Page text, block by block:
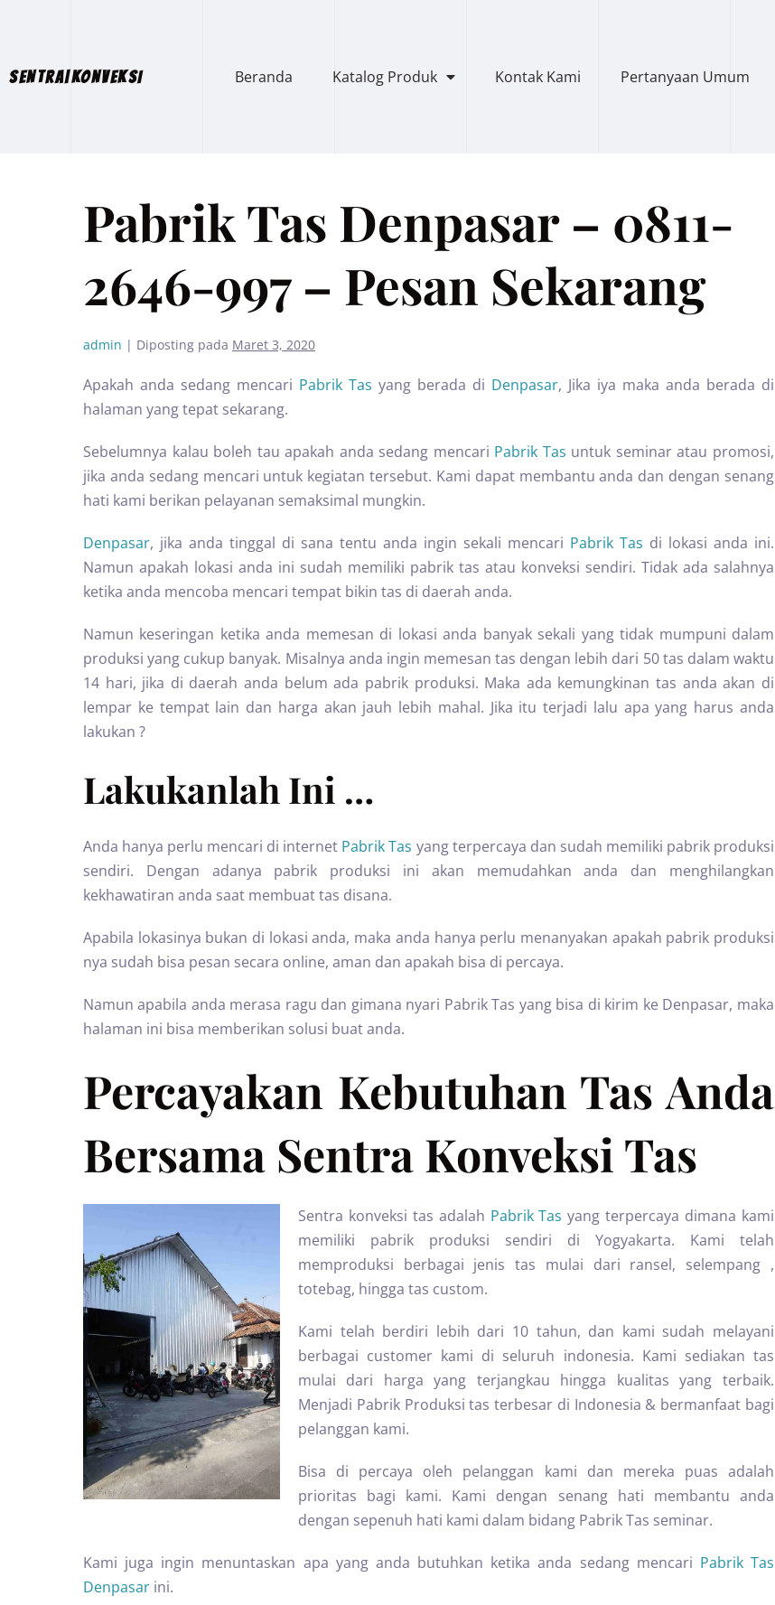
SENTRA|KONVEKSI Beranda Katalog Produk Kontak Kami Pertanyaan Umum
Pabrik Tas Denpasar – 0811-
2646-997 – Pesan Sekarang
admin | Diposting pada Maret 3, 2020
Apakah anda sedang mencari Pabrik Tas yang berada di Denpasar, Jika iya maka anda berada di
halaman yang tepat sekarang.
Sebelumnya kalau boleh tau apakah anda sedang mencari Pabrik Tas untuk seminar atau promosi,
jika anda sedang mencari untuk kegiatan tersebut. Kami dapat membantu anda dan dengan senang
hati kami berikan pelayanan semaksimal mungkin.
Denpasar, jika anda tinggal di sana tentu anda ingin sekali mencari Pabrik Tas di lokasi anda ini.
Namun apakah lokasi anda ini sudah memiliki pabrik tas atau konveksi sendiri. Tidak ada salahnya
ketika anda mencoba mencari tempat bikin tas di daerah anda.
Namun keseringan ketika anda memesan di lokasi anda banyak sekali yang tidak mumpuni dalam
produksi yang cukup banyak. Misalnya anda ingin memesan tas dengan lebih dari 50 tas dalam waktu
14 hari, jika di daerah anda belum ada pabrik produksi. Maka ada kemungkinan tas anda akan di
lempar ke tempat lain dan harga akan jauh lebih mahal. Jika itu terjadi lalu apa yang harus anda
lakukan ?
Lakukanlah Ini …
Anda hanya perlu mencari di internet Pabrik Tas yang terpercaya dan sudah memiliki pabrik produksi
sendiri. Dengan adanya pabrik produksi ini akan memudahkan anda dan menghilangkan
kekhawatiran anda saat membuat tas disana.
Apabila lokasinya bukan di lokasi anda, maka anda hanya perlu menanyakan apakah pabrik produksi
nya sudah bisa pesan secara online, aman dan apakah bisa di percaya.
Namun apabila anda merasa ragu dan gimana nyari Pabrik Tas yang bisa di kirim ke Denpasar, maka
halaman ini bisa memberikan solusi buat anda.
Percayakan Kebutuhan Tas Anda
Bersama Sentra Konveksi Tas
Sentra konveksi tas adalah Pabrik Tas yang terpercaya dimana kami
memiliki pabrik produksi sendiri di Yogyakarta. Kami telah
memproduksi berbagai jenis tas mulai dari ransel, selempang ,
totebag, hingga tas custom.
Kami telah berdiri lebih dari 10 tahun, dan kami sudah melayani
berbagai customer kami di seluruh indonesia. Kami sediakan tas
mulai dari harga yang terjangkau hingga kualitas yang terbaik.
Menjadi Pabrik Produksi tas terbesar di Indonesia & bermanfaat bagi
pelanggan kami.
Bisa di percaya oleh pelanggan kami dan mereka puas adalah
prioritas bagi kami. Kami dengan senang hati membantu anda
dengan sepenuh hati kami dalam bidang Pabrik Tas seminar.
Kami juga ingin menuntaskan apa yang anda butuhkan ketika anda sedang mencari Pabrik Tas
Denpasar ini.